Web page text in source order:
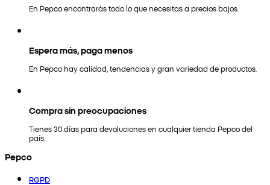
En Pepco encontrarás todo lo que necesitas a precios bajos.
Espera más, paga menos
En Pepco hay calidad, tendencias y gran variedad de productos.
Compra sin preocupaciones
Tienes 30 días para devoluciones en cualquier tienda Pepco del
país.
Pepco
RGPD